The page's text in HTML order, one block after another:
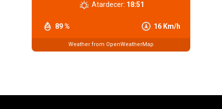
89 % 16 Km/h
Atardecer: 18:51
Weather from OpenWeatherMap